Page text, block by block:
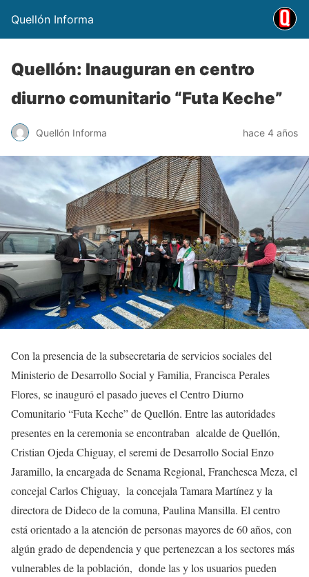
Quellón Informa
Quellón: Inauguran en centro
diurno comunitario “Futa Keche”
Quellón Informa hace 4 años
Con la presencia de la subsecretaria de servicios sociales del
Ministerio de Desarrollo Social y Familia, Francisca Perales
Flores, se inauguró el pasado jueves el Centro Diurno
Comunitario “Futa Keche” de Quellón. Entre las autoridades
presentes en la ceremonia se encontraban alcalde de Quellón,
Cristian Ojeda Chiguay, el seremi de Desarrollo Social Enzo
Jaramillo, la encargada de Senama Regional, Franchesca Meza, el
concejal Carlos Chiguay, la concejala Tamara Martínez y la
directora de Dideco de la comuna, Paulina Mansilla. El centro
está orientado a la atención de personas mayores de 60 años, con
algún grado de dependencia y que pertenezcan a los sectores más
vulnerables de la población, donde las y los usuarios pueden